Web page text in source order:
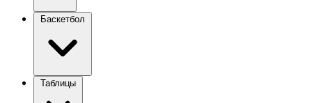
Баскетбол
Таблицы